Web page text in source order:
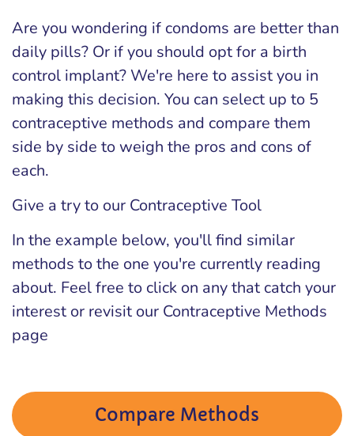
Are you wondering if condoms are better than
daily pills? Or if you should opt for a birth
control implant? We're here to assist you in
making this decision. You can select up to 5
contraceptive methods and compare them
side by side to weigh the pros and cons of
each.
Give a try to our Contraceptive Tool
In the example below, you'll find similar
methods to the one you're currently reading
about. Feel free to click on any that catch your
interest or revisit our Contraceptive Methods
page
Compare Methods